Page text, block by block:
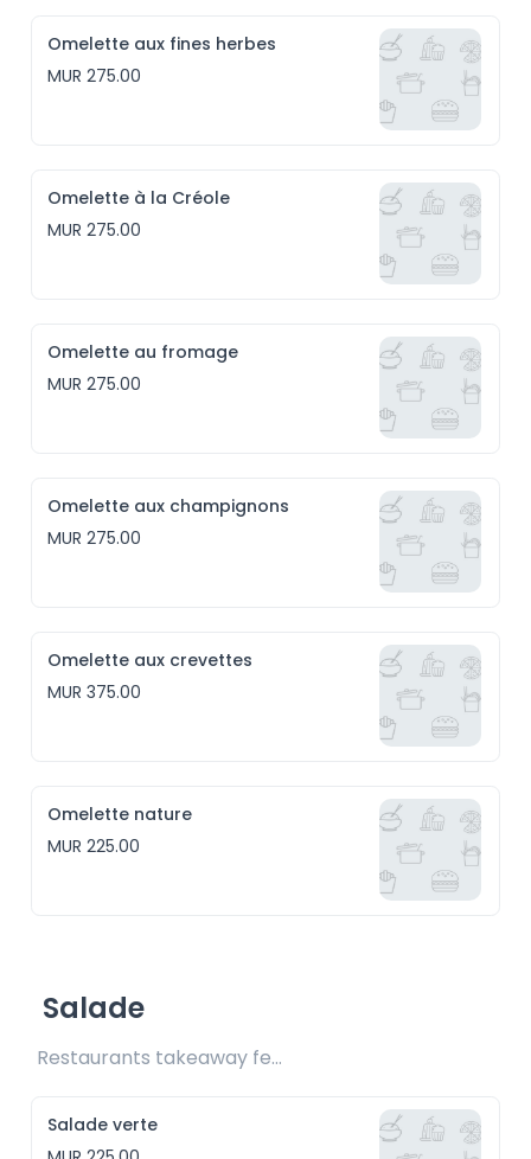
Omelette aux fines herbes
MUR 275.00
Omelette à la Créole
MUR 275.00
Omelette au fromage
MUR 275.00
Omelette aux champignons
MUR 275.00
Omelette aux crevettes
MUR 375.00
Omelette nature
MUR 225.00
Salade
Restaurants takeaway fee Rs25 included
Salade verte